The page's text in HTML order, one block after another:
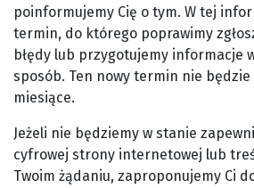
poinformujemy Cię o tym. W tej
termin, do którego poprawimy
błędy lub przygotujemy informacje
sposób. Ten nowy termin nie będzie
miesiące.
Jeżeli nie będziemy w stanie
cyfrowej strony internetowej lub
Twoim żądaniu, zaproponujemy Ci